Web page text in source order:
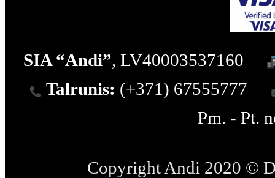
SIA “Andi”, LV40003537160
Talrunis: (+371) 67555777
Pm. - Pt.
Copyright Andi 2020 ©